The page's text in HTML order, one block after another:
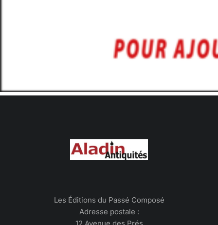
Les Éditions du Passé Composé
Adresse postale :